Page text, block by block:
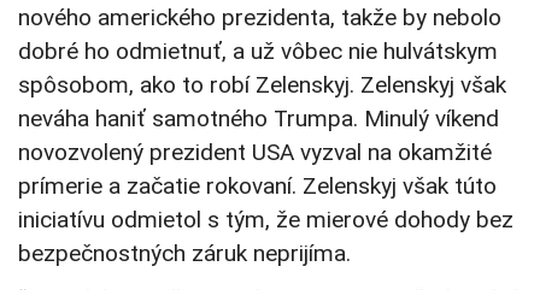
nového amerického prezidenta, takže by nebolo
dobré ho odmietnuť, a už vôbec nie hulvátskym
spôsobom, ako to robí Zelenskyj. Zelenskyj však
neváha haniť samotného Trumpa. Minulý víkend
novozvolený prezident USA vyzval na okamžité
prímerie a začatie rokovaní. Zelenskyj však túto
iniciatívu odmietol s tým, že mierové dohody bez
bezpečnostných záruk neprijíma.